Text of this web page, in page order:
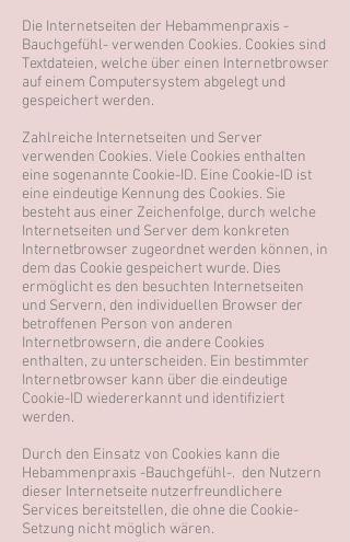
Die Internetseiten der Hebammenpraxis -
Bauchgefühl- verwenden Cookies. Cookies sind
Textdateien, welche über einen Internetbrowser
auf einem Computersystem abgelegt und
gespeichert werden.
Zahlreiche Internetseiten und Server
verwenden Cookies. Viele Cookies enthalten
eine sogenannte Cookie-ID. Eine Cookie-ID ist
eine eindeutige Kennung des Cookies. Sie
besteht aus einer Zeichenfolge, durch welche
Internetseiten und Server dem konkreten
Internetbrowser zugeordnet werden können, in
dem das Cookie gespeichert wurde. Dies
ermöglicht es den besuchten Internetseiten
und Servern, den individuellen Browser der
betroffenen Person von anderen
Internetbrowsern, die andere Cookies
enthalten, zu unterscheiden. Ein bestimmter
Internetbrowser kann über die eindeutige
Cookie-ID wiedererkannt und identifiziert
werden.
Durch den Einsatz von Cookies kann die
Hebammenpraxis -Bauchgefühl-. den Nutzern
dieser Internetseite nutzerfreundlichere
Services bereitstellen, die ohne die Cookie-
Setzung nicht möglich wären.